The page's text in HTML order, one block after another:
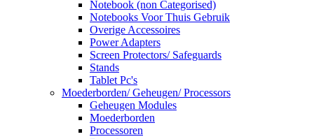
Notebook (non Categorised)
Notebooks Voor Thuis Gebruik
Overige Accessoires
Power Adapters
Screen Protectors/ Safeguards
Stands
Tablet Pc's
Moederborden/ Geheugen/ Processors
Geheugen Modules
Moederborden
Processoren